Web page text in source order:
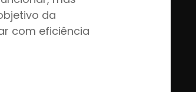
da
com eficiência